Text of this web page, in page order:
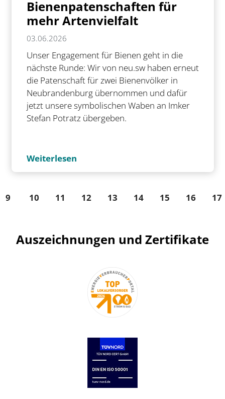
Bienenpatenschaften für
mehr Artenvielfalt
03.06.2026
Unser Engagement für Bienen geht in die
nächste Runde: Wir von neu.sw haben erneut
die Patenschaft für zwei Bienenvölker in
Neubrandenburg übernommen und dafür
jetzt unsere symbolischen Waben an Imker
Stefan Potratz übergeben.
Weiterlesen
9 10 11 12 13 14 15 16 17
Auszeichnungen und Zertifikate